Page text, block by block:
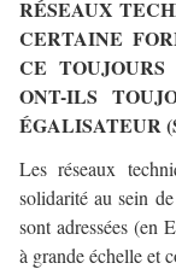
RÉSEAUX
CERTAINE
CE
ONT-ILS
ÉGALISATEUR
Les réseaux
solidarité au sein
sont adressées (en
à grande échelle et